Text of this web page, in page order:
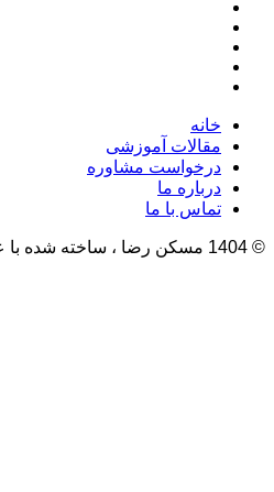
خانه
مقالات آموزشی
درخواست مشاوره
درباره ما
تماس با ما
© 1404 مسکن رضا ، ساخته شده با عشق.